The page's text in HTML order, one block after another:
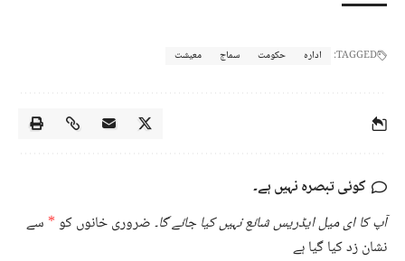
TAGGED: ادارہ حکومت سماج معیشت
کوئی تبصرہ نہیں ہے۔
آپ کا ای میل ایڈریس شائع نہیں کیا جائے گا۔ضروری خانوں کو* سے
نشان زد کیا گیا ہے